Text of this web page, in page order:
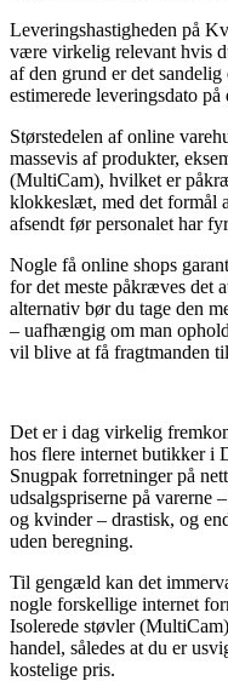
Leveringshastigheden på
være virkelig relevant hvis
af den grund er det
estimerede leveringsdato
Størstedelen af online
massevis af produkter,
(MultiCam), hvilket er
klokkeslæt, med det formål
afsendt før personalet har
Nogle få online shops
for det meste påkræves det
alternativ bør du tage den
– uafhængig om man
vil blive at få fragtmanden
Det er i dag virkelig
hos flere internet butikker i
Snugpak forretninger på
udsalgspriserne på varerne
og kvinder – drastisk, og
uden beregning.
Til gengæld kan det
nogle forskellige internet
Isolerede støvler
handel, således at du er
kostelige pris.